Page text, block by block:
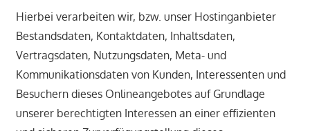
Hierbei verarbeiten wir, bzw. unser Hostinganbieter
Bestandsdaten, Kontaktdaten, Inhaltsdaten,
Vertragsdaten, Nutzungsdaten, Meta- und
Kommunikationsdaten von Kunden, Interessenten und
Besuchern dieses Onlineangebotes auf Grundlage
unserer berechtigten Interessen an einer effizienten